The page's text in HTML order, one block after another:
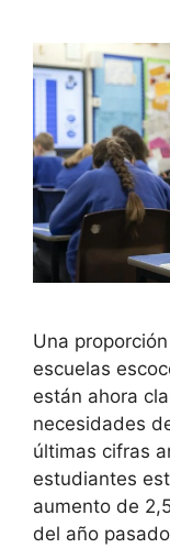
Una
escuelas
están ahora
necesidades
últimas cifras
estudiantes
aumento de
del año